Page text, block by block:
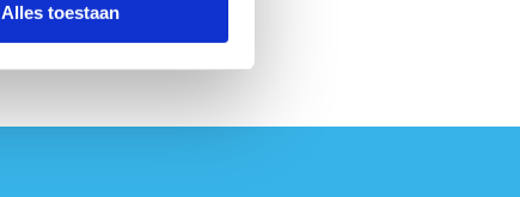
Alles toestaan